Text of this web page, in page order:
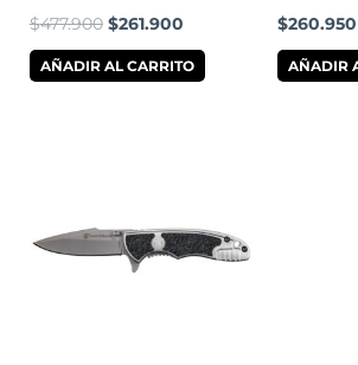
$477.900 $261.900
AÑADIR AL CARRITO
$260.950
AÑADIR